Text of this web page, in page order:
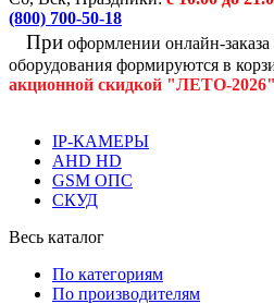
(800) 700-50-18
При оформлении онлайн-заказа
оборудования формируются в
акционной скидкой "ЛЕТО-
IP-КАМЕРЫ
AHD HD
GSM ОПС
СКУД
Весь каталог
По категориям
По производителям